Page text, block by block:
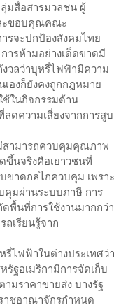
มสื่อสารมวลชน ผู้
ะขอบคุณคณะ
รจะปกป้องสังคมไทย
ารห้ามอย่างเด็ดขาดมี
วลว่าบุหรี่ไฟฟ้ามีความ
องก็ยังคงถูกกฎหมาย
ช้ในกิจกรรมด้าน
ดความเสี่ยงจากการสูบ
สามารถควบคุมคุณภาพ
นจริงคือเยาวชนที่
ขาดกลไกควบคุม เพราะ
คุมผ่านระบบภาษี การ
พื้นที่การใช้งานมากกว่า
ถเรียนรู้จาก
ไฟฟ้าในต่างประเทศว่า
รัฐอเมริกามีการจัดเก็บ
มราคาขายส่ง บางรัฐ
ชอาณาจักรกำหนด